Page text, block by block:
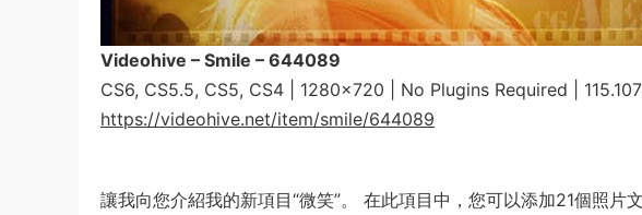
Videohive – Smile – 644089
CS6, CS5.5, CS5, CS4 | 1280×720 | No Plugins Required |
https://videohive.net/item/smile/644089
讓我向您介紹我的新項目“微笑”。 在此項目中，您可以添加21個照片